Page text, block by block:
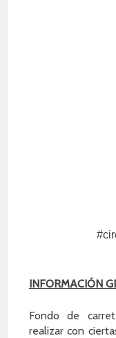
INFORMACIÓN
Fondo de
realizar con